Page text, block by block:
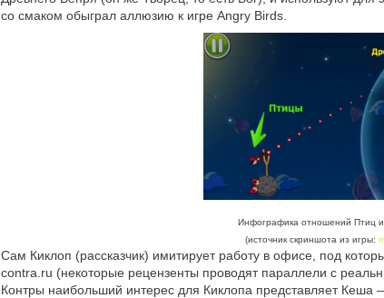
со смаком обыграл аллюзию к игре Angry Birds.
Инфографика отношений Птиц
(источник скриншота из игры:
Сам Киклоп (рассказчик) имитирует работу в офисе, под
contra.ru (некоторые рецензенты проводят параллели с
Контры наибольший интерес для Киклопа представляет Кеша